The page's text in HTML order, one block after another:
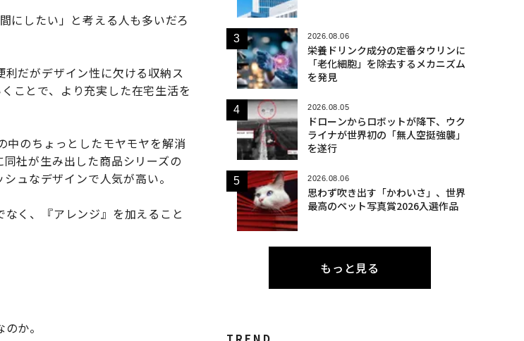
にしたい」と考える人も多いだろ
だがデザイン性に欠ける収納ス
ことで、より充実した在宅生活を
中のちょっとしたモヤモヤを解消
社が生み出した商品シリーズの
ュなデザインで人気が高い。
く、『アレンジ』を加えること
か。
2026.08.06
栄養ドリンク成分の定番タウリンに
「老化細胞」を除去するメカニズム
を発見
2026.08.05
ドローンからロボットが降下、ウク
ライナが世界初の「無人空挺強襲」
を遂行
2026.08.06
思わず吹き出す「かわいさ」、世界
最高のペット写真賞2026入選作品
もっと見る